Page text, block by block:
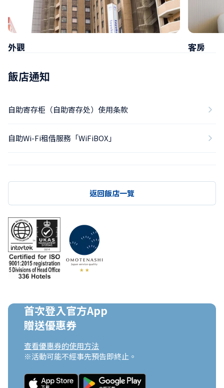
外觀 客房
飯店通知
自助寄存柜（自助寄存处）使用条款
自助Wi-Fi租借服務「WiFiBOX」
返回飯店一覽
首次登入官方App
贈送優惠券
查看優惠券的使用方法
※活動可能不經事先預告即終止。